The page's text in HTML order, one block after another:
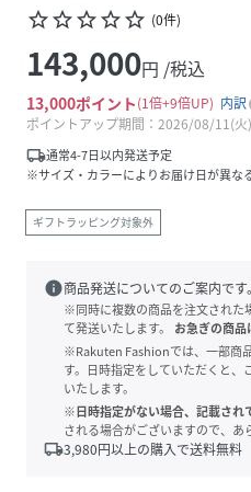
star_borderstar_borderstar_borderstar_borderstar_border (0件)
143,000円 /税込
13,000ポイント 1倍 9倍UP
内訳
ポイントアップ期間：2026/08/11(火
local_shipping通常4-7日以内発送予定
※サイズ・カラーによりお届け日が異な
ギフトラッピング対象外
info商品発送についてのご案内です。
※同時に複数の商品を注文された
て発送いたします。
お急ぎの商品
※Rakuten Fashionでは、一部商
す。日時指定をしていただくと
いたします。
※日時指定がない場合、記載され
される場合がございますので、あ
local_shipping3,980円以上の購入で送料無料